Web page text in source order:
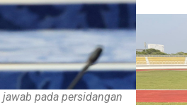
pada persidangan